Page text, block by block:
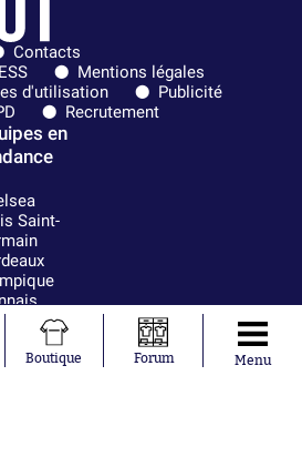
Contacts
Mentions légales
d'utilisation
Publicité
Recrutement
en
Saint-
Madrid
Strasbourg
Boutique Forum Menu